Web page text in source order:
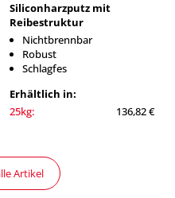
Siliconharzputz mit
Reibestruktur
Nichtbrennbar
Robust
Schlagfes
Erhältlich in:
25kg:
136,82 €
Artikel